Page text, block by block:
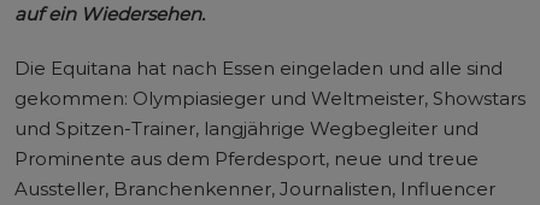
auf ein Wiedersehen.
Die Equitana hat nach Essen eingeladen und alle sind
gekommen: Olympiasieger und Weltmeister, Showstars
und Spitzen-Trainer, langjährige Wegbegleiter und
Prominente aus dem Pferdesport, neue und treue
Aussteller, Branchenkenner, Journalisten, Influencer